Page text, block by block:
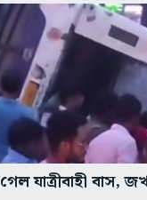
যাত্রীবাহী বাস,